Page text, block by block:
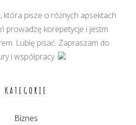
która pisze o różnych apsektach
prowadzę korepetycje i jestm
Lubię pisać. Zapraszam do
i współpracy.
KATEGORIE
Biznes